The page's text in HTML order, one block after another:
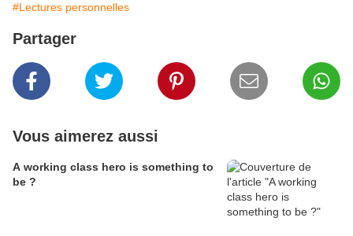
#Lectures personnelles
Partager
Vous aimerez aussi
A working class hero is something to
be ?